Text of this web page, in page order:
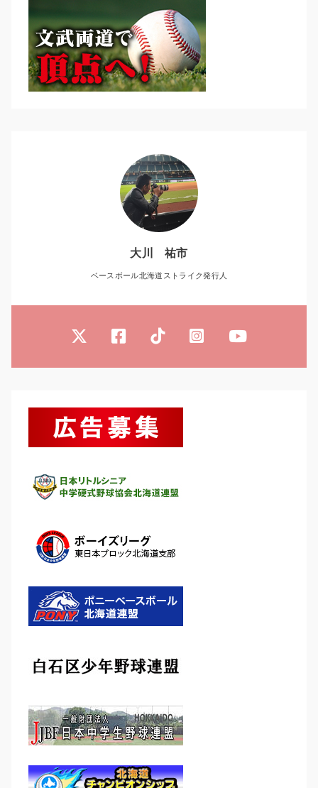
大川 祐市
ベースボール北海道ストライク発行人